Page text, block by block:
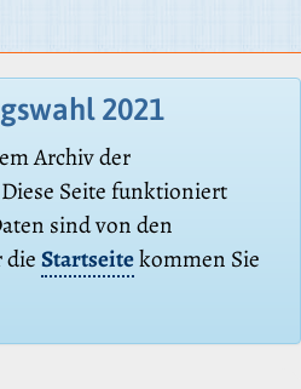
2021
Archiv der
Seite funktioniert
sind von den
dieStartseitekommen Sie